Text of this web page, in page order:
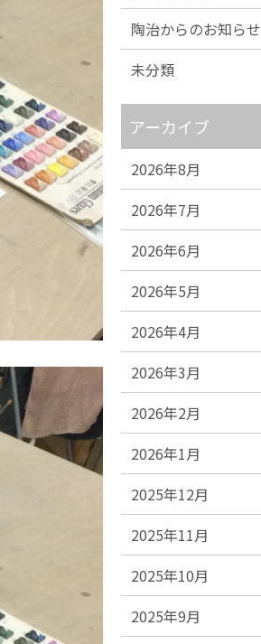
陶治からのお知らせ
未分類
アーカイブ
2026年8月
2026年7月
2026年6月
2026年5月
2026年4月
2026年3月
2026年2月
2026年1月
2025年12月
2025年11月
2025年10月
2025年9月